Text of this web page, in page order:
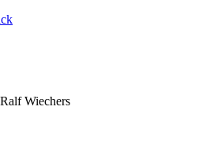
Wiechers